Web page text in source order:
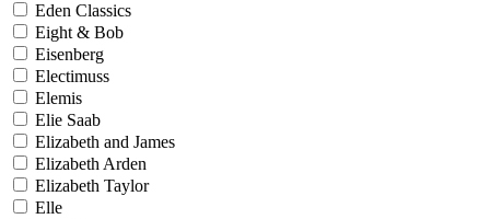
Eden Classics
Eight & Bob
Eisenberg
Electimuss
Elemis
Elie Saab
Elizabeth and James
Elizabeth Arden
Elizabeth Taylor
Elle